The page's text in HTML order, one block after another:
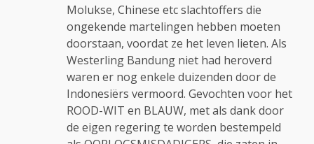
Molukse, Chinese etc slachtoffers die
ongekende martelingen hebben moeten
doorstaan, voordat ze het leven lieten. Als
Westerling Bandung niet had heroverd
waren er nog enkele duizenden door de
Indonesiërs vermoord. Gevochten voor het
ROOD-WIT en BLAUW, met als dank door
de eigen regering te worden bestempeld